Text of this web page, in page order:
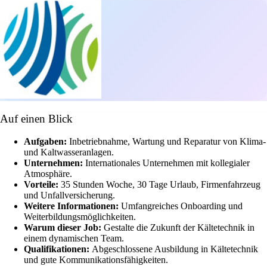
Auf einen Blick
Aufgaben: Inbetriebnahme, Wartung und Reparatur von Klima-
und Kaltwasseranlagen.
Unternehmen: Internationales Unternehmen mit kollegialer
Atmosphäre.
Vorteile: 35 Stunden Woche, 30 Tage Urlaub, Firmenfahrzeug
und Unfallversicherung.
Weitere Informationen: Umfangreiches Onboarding und
Weiterbildungsmöglichkeiten.
Warum dieser Job: Gestalte die Zukunft der Kältetechnik in
einem dynamischen Team.
Qualifikationen: Abgeschlossene Ausbildung in Kältetechnik
und gute Kommunikationsfähigkeiten.